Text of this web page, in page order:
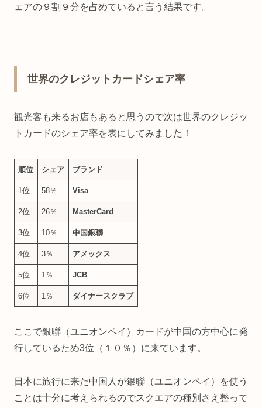
ェアの９割９分を占めていると言う結果です。
世界のクレジットカードシェア率
観光客も来るお店もあると思うので次は世界のクレジッ
トカードのシェア率を表にしてみました！
順位 シェア ブランド
1位 58％ Visa
2位 26％ MasterCard
3位 10％ 中国銀聯
4位 3％ アメックス
5位 1％ JCB
6位 1％ ダイナースクラブ
ここで銀聯（ユニオンペイ）カードが中国の方中心に発
行しているため3位（１０％）に来ています。
日本に旅行に来た中国人が銀聯（ユニオンペイ）を使う
ことは十分に考えられるのでスクエアの種別さえ整って